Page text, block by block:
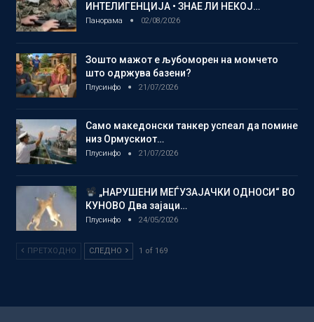
ИНТЕЛИГЕНЦИЈА • ЗНАЕ ЛИ НЕКОЈ…
Панорама 02/08/2026
Зошто мажот е љубоморен на момчето
што одржува базени?
Плусинфо 21/07/2026
Само македонски танкер успеал да помине
низ Ормускиот…
Плусинфо 21/07/2026
„НАРУШЕНИ МЕЃУЗАЈАЧКИ ОДНОСИ“ ВО
КУНОВО Два зајаци…
Плусинфо 24/05/2026
ПРЕТХОДНО СЛЕДНО 1 of 169